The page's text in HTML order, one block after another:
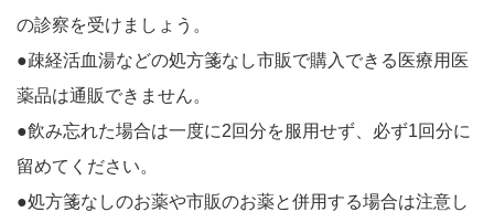
の診察を受けましょう。
●疎経活血湯などの処方箋なし市販で購入できる医療用医
薬品は通販できません。
●飲み忘れた場合は一度に2回分を服用せず、必ず1回分に
留めてください。
●処方箋なしのお薬や市販のお薬と併用する場合は注意し